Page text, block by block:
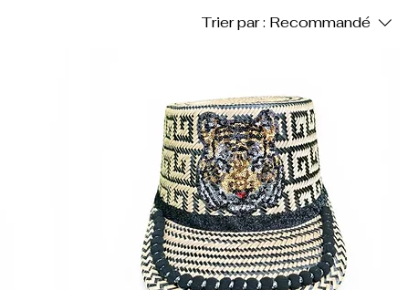
Trier par : Recommandé